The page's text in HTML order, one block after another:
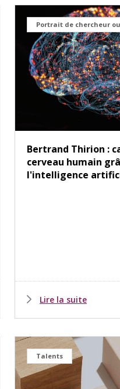
Portrait de chercheur
Bertrand Thirion :
cerveau humain
l'intelligence
Lire la suite
Talents